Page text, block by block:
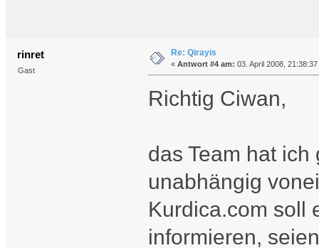
rinret
Gast
Re: Qirayis
« Antwort #4 am: 03. April 2008, 21:38:37
Richtig Ciwan,
das Team hat
unabhängig
Kurdica.com soll
informieren,